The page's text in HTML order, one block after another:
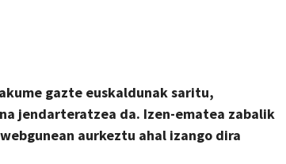
gazte euskaldunak saritu,
jendarteratzea da. Izen-ematea zabalik
webgunean aurkeztu ahal izango dira